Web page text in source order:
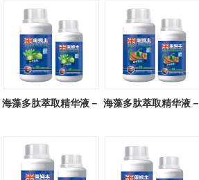
广谱型
块茎专用
海藻多肽萃取精华液－ 海藻多肽萃取精华液－